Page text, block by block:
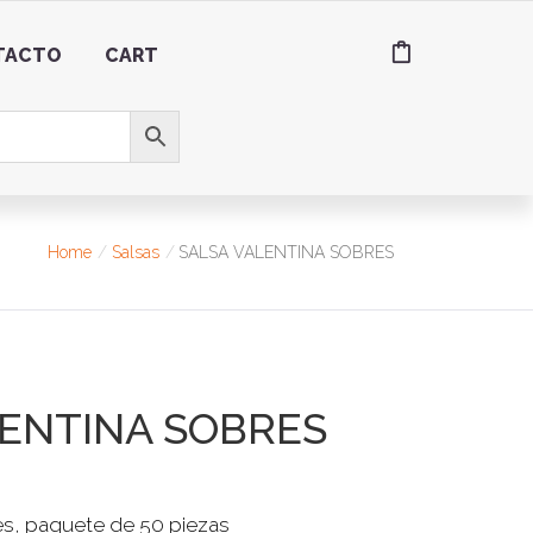
CART
Home Salsas SALSA VALENTINA SOBRES
SOBRES
paquete de 50 piezas